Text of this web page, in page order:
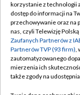
Abonament TVP
Emisja w TVP
Centrum
Naziemna
korzystanie z technologii
dostęp do informacji na
przechowywanie oraz na
nas, czyli Telewizję
Zaufanych Partnerów z
Partnerów TVP (93 firm),
zautomatyzowanego
mierzenia ich
także zgody na